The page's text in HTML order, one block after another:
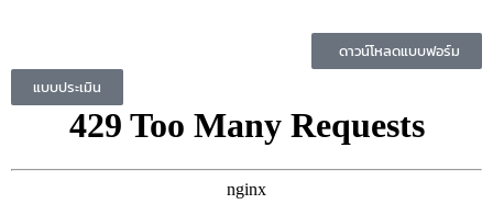
ดาวน์โหลดแบบฟอร์ม
แบบประเมิน